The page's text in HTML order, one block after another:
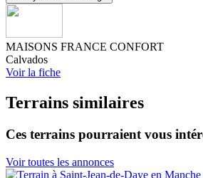
MAISONS FRANCE CONFORT
Calvados
Voir la fiche
Terrains similaires
Ces terrains pourraient vous
Voir toutes les annonces